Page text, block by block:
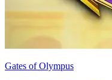
Gates of Olympus